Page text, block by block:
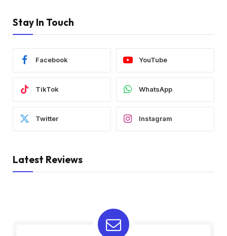
Stay In Touch
Facebook YouTube
TikTok WhatsApp
Twitter Instagram
Latest Reviews